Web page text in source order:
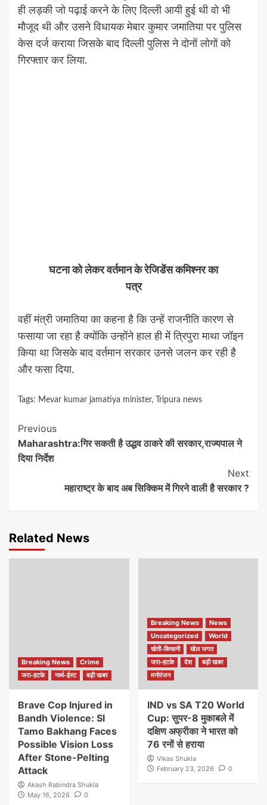
ही लड़की जो पढ़ाई करने के लिए दिल्ली आयी हुई थी वो भी
मौजूद थी और उसने विधायक मेबार कुमार जमातिया पर पुलिस
केस दर्ज कराया जिसके बाद दिल्ली पुलिस ने दोनों लोगों को
गिरफ्तार कर लिया.
घटना को लेकर वर्तमान के रेजिडेंस कमिश्नर का
पत्र
वहीं मंत्री जमातिया का कहना है कि उन्हें राजनीति कारण से
फसाया जा रहा है क्योंकि उन्होंने हाल ही में त्रिपुरा माथा जॉइन
किया था जिसके बाद वर्तमान सरकार उनसे जलन कर रही है
और फसा दिया.
Tags: Mevar kumar jamatiya minister, Tripura news
Continue
Reading
Previous
Maharashtra:गिर सकती है उद्धव ठाकरे की सरकार,राज्यपाल ने
दिया निर्देश
Next
महाराष्ट्र के बाद अब सिक्किम में गिरने वाली है सरकार ?
Related News
Breaking News
Crime
जरा-हटके
नार्थ-ईस्ट बड़ी खबर
Brave Cop Injured in
Bandh Violence: SI
Tamo Bakhang Faces
Possible Vision Loss
After Stone-Pelting
Attack
Akash Rabindra Shukla
May 16, 2026
0
Breaking News
News
Uncategorized
World
खेती-किसानी
खेल जगत
जरा-हटके
देश
बड़ी खबर
मनोरंजन
IND vs SA T20 World
Cup: सुपर-8 मुकाबले में
दक्षिण अफ्रीका ने भारत को
76 रनों से हराया
Vikas Shukla
February 23, 2026
0